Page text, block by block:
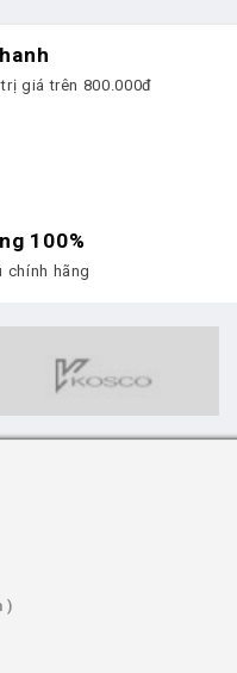
giá trên 800.000đ
100%
chính hãng
)